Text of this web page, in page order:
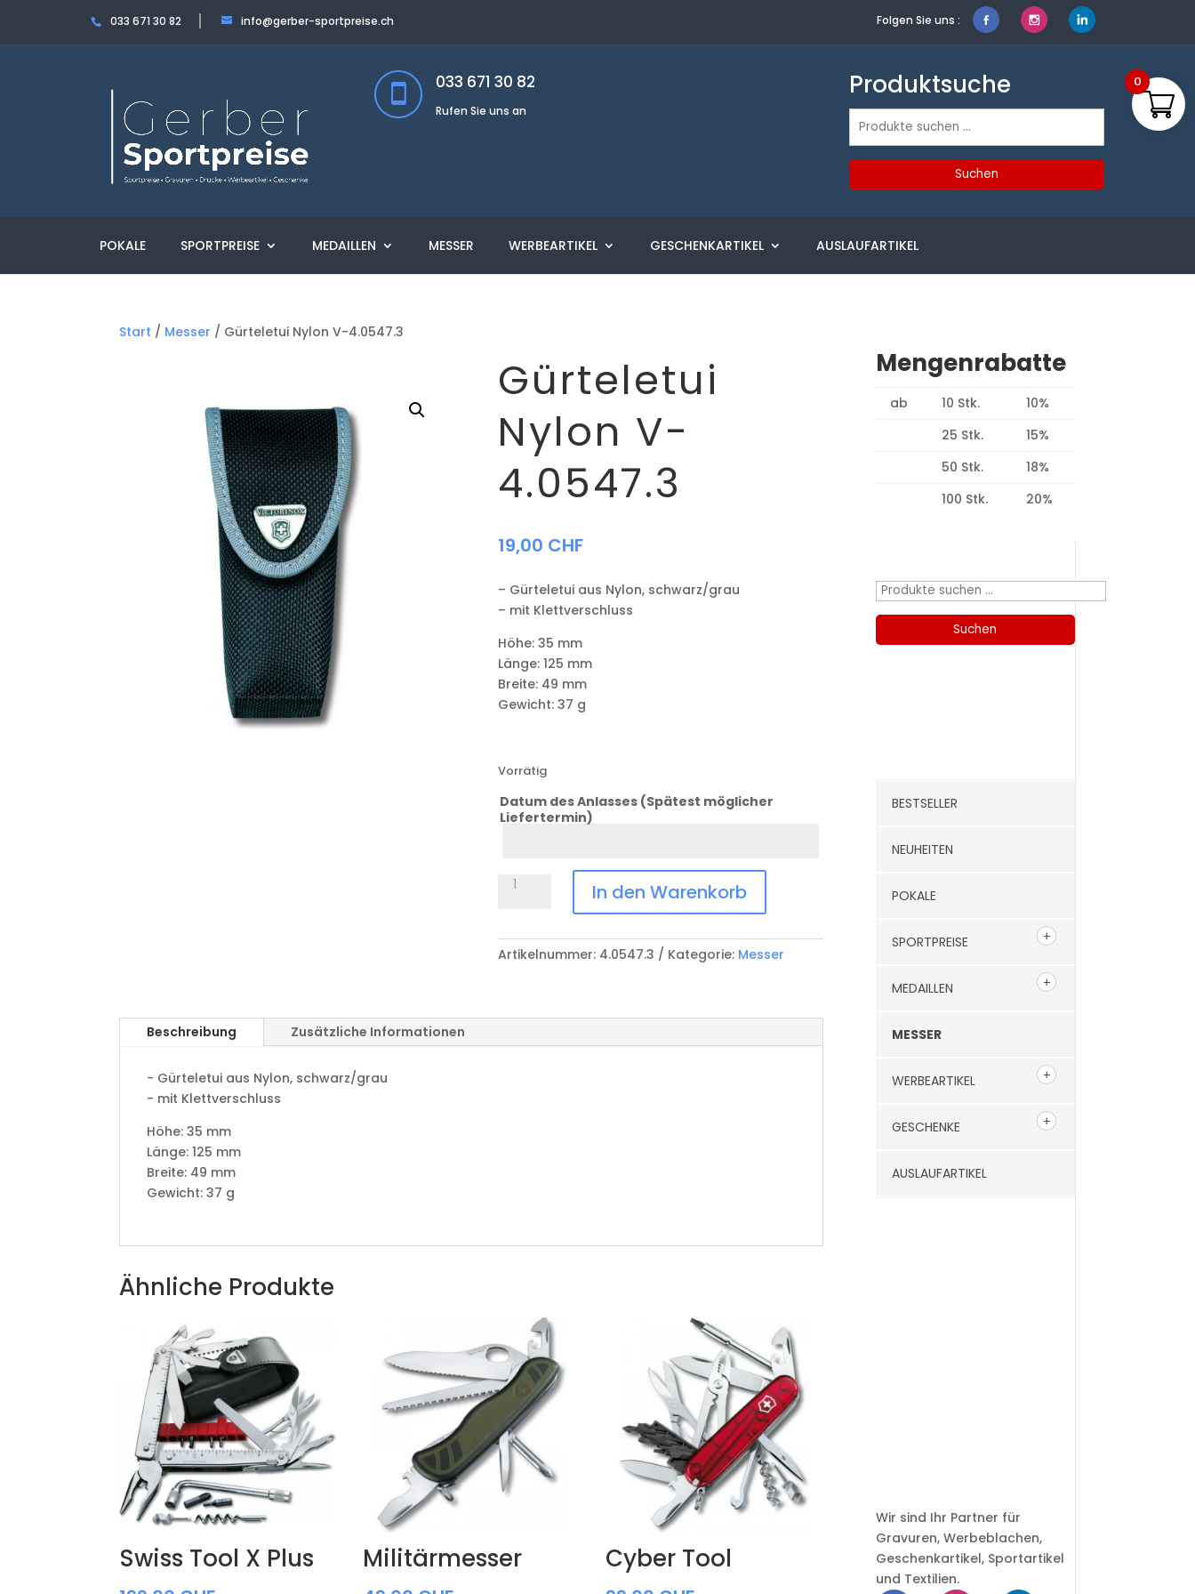
033 671 30 82 info@gerber-sportpreise.ch Folgen Sie uns :
033 671 30 82
Rufen Sie uns an
Produktsuche
Suchen
Suchen
POKALE SPORTPREISE MEDAILLEN MESSER WERBEARTIKEL GESCHENKARTIKEL AUSLAUFARTIKEL
Start / Messer / Gürteletui Nylon V-4.0547.3
Gürteletui
Nylon V-
4.0547.3
19,00 CHF
– Gürteletui aus Nylon, schwarz/grau
– mit Klettverschluss
Höhe: 35 mm
Länge: 125 mm
Breite: 49 mm
Gewicht: 37 g
Vorrätig
Datum des Anlasses (Spätest möglicher
Liefertermin)
Gürteletui
4.0547.3
In den Warenkorb
Artikelnummer: 4.0547.3 Kategorie: Messer
Beschreibung Zusätzliche Informationen
- Gürteletui aus Nylon, schwarz/grau
- mit Klettverschluss
Höhe:35 mm
Länge:125 mm
Breite: 49 mm
Gewicht:37 g
Ähnliche Produkte
Swiss Tool X Plus Militärmesser Cyber Tool
Mengenrabatte
ab 10 Stk.
10%
25 Stk.
15%
50 Stk.
18%
100 Stk.
20%
Suchen
Suchen
BESTSELLER
NEUHEITEN
POKALE
SPORTPREISE
MEDAILLEN
MESSER
WERBEARTIKEL
GESCHENKE
AUSLAUFARTIKEL
Wir sind Ihr Partner für
Gravuren, Werbeblachen,
Geschenkartikel, Sportartikel
und Textilien.
0